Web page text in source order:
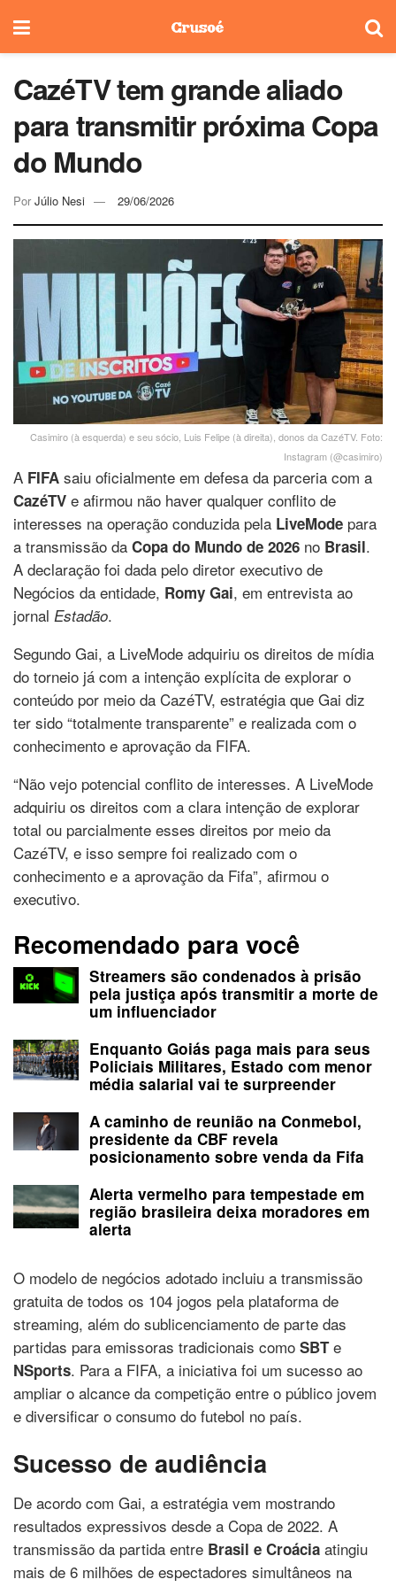
CazéTV tem grande aliado
para transmitir próxima Copa
do Mundo
Por Júlio Nesi 29/06/2026
Casimiro (à esquerda) e seu sócio, Luis Felipe (à direita), donos da CazéTV. Foto:
Instagram (@casimiro)
A FIFA saiu oficialmente em defesa da parceria com a
CazéTV e afirmou não haver qualquer conflito de
interesses na operação conduzida pela LiveMode para
a transmissão da Copa do Mundo de 2026 no Brasil.
A declaração foi dada pelo diretor executivo de
Negócios da entidade, Romy Gai, em entrevista ao
jornal Estadão.
Segundo Gai, a LiveMode adquiriu os direitos de mídia
do torneio já com a intenção explícita de explorar o
conteúdo por meio da CazéTV, estratégia que Gai diz
ter sido “totalmente transparente” e realizada com o
conhecimento e aprovação da FIFA.
“Não vejo potencial conflito de interesses. A LiveMode
adquiriu os direitos com a clara intenção de explorar
total ou parcialmente esses direitos por meio da
CazéTV, e isso sempre foi realizado com o
conhecimento e a aprovação da Fifa”, afirmou o
executivo.
Recomendado para você
Streamers são condenados à prisão
pela justiça após transmitir a morte de
um influenciador
Enquanto Goiás paga mais para seus
Policiais Militares, Estado com menor
média salarial vai te surpreender
A caminho de reunião na Conmebol,
presidente da CBF revela
posicionamento sobre venda da Fifa
Alerta vermelho para tempestade em
região brasileira deixa moradores em
alerta
O modelo de negócios adotado incluiu a transmissão
gratuita de todos os 104 jogos pela plataforma de
streaming, além do sublicenciamento de parte das
partidas para emissoras tradicionais como SBTe
NSports. Para a FIFA, a iniciativa foi um sucesso ao
ampliar o alcance da competição entre o público jovem
e diversificar o consumo do futebol no país.
Sucesso de audiência
De acordo com Gai, a estratégia vem mostrando
resultados expressivos desde a Copa de 2022. A
transmissão da partida entre Brasil e Croácia atingiu
mais de 6 milhões de espectadores simultâneos na